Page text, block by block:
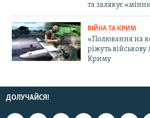
та залякує
ВІЙНА ТА КРИМ
«Полювання на
ріжуть військову
Криму
ДОЛУЧАЙСЯ!